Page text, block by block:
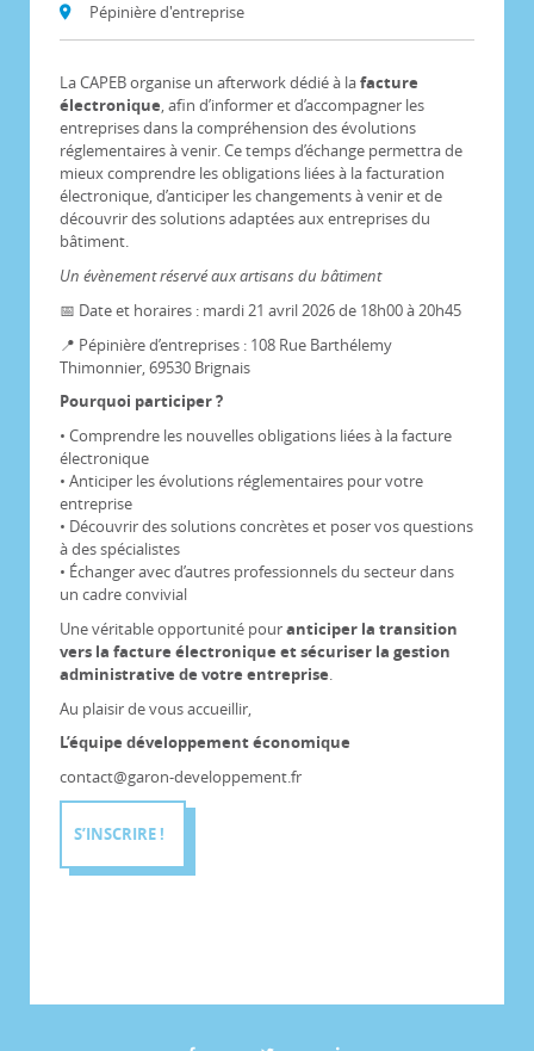
Pépinière d'entreprise
La CAPEB organise un afterwork dédié à lafacture
électronique, afin d’informer et d’accompagner les
entreprises dans la compréhension des évolutions
réglementaires à venir. Ce temps d’échange permettra de
mieux comprendre les obligations liées à la facturation
électronique, d’anticiper les changements à venir et de
découvrir des solutions adaptées aux entreprises du
bâtiment.
Un évènement réservé aux artisans du bâtiment
📅 Date et horaires : mardi 21 avril 2026 de 18h00 à 20h45
📍 Pépinière d’entreprises : 108 Rue Barthélemy
Thimonnier, 69530 Brignais
Pourquoi participer ?
• Comprendre les nouvelles obligations liées à la facture
électronique
• Anticiper les évolutions réglementaires pour votre
entreprise
• Découvrir des solutions concrètes et poser vos questions
à des spécialistes
• Échanger avec d’autres professionnels du secteur dans
un cadre convivial
Une véritable opportunité pouranticiper la transition
vers la facture électronique et sécuriser la gestion
administrative de votre entreprise.
Au plaisir de vous accueillir,
L’équipe développement économique
contact@garon-developpement.fr
S’INSCRIRE !